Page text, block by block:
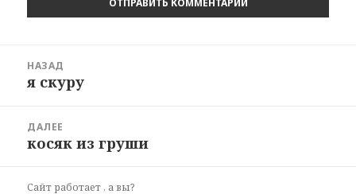
НАЗАД
Предыдущая
я скуру
ДАЛЕЕ
Следующая
косяк из груши
Сайт работает , а вы?